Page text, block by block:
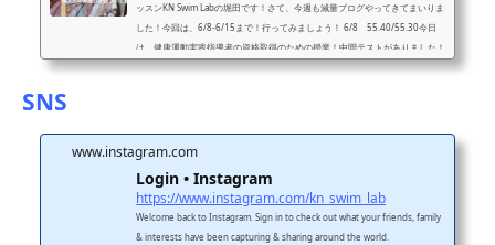
ッスンKN Swim Labの堀田です！さて、今週も減量ブログやってきてまいりま
した！今回は、6/8-6/15まで！行ってみましょう！ 6/8 55.40/55.30今日
は、健康運動実践指導者の資格取得のための授業！中間テストがありました！
学校の先生には「動き完璧！」と言ってもらえました
6/9 55.25/55.40今
SNS
www.instagram.com
Login • Instagram
https://www.instagram.com/kn_swim_lab
Welcome back to Instagram. Sign in to check out what your friends, family
& interests have been capturing & sharing around the world.